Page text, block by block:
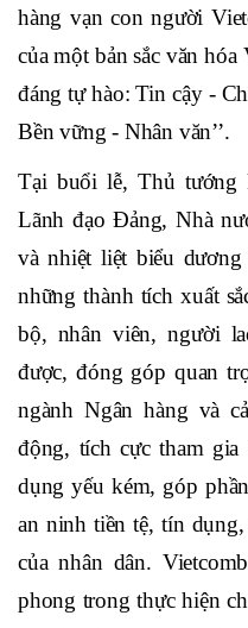
hàng Ngoại thương
TMCP Ngoại thương
trình lịch sử 60 năm đã
tuệ của bao thế hệ, chất
hàng vạn con người
của một bản sắc văn
đáng tự hào: Tin cậy -
Bền vững - Nhân văn’’.
Tại buổi lễ, Thủ tướng
Lãnh đạo Đảng, Nhà
và nhiệt liệt biểu
những thành tích xuất
bộ, nhân viên, người
được, đóng góp quan
ngành Ngân hàng và
động, tích cực tham